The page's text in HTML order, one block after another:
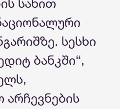
სახით
სესხი
ბანკში“,
არჩევნების